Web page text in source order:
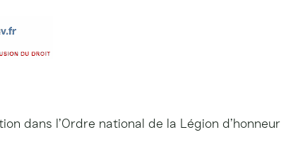
dans l’Ordre national de la Légion d’honneur